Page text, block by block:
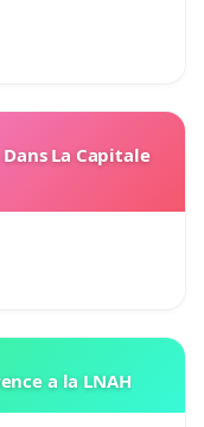
La Capitale
a la LNAH